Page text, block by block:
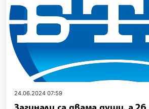
24.06.2024 07:59